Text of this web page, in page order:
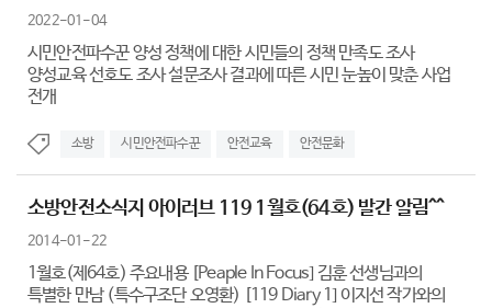
2022-01-04
시민안전파수꾼 양성 정책에 대한 시민들의 정책 만족도 조사
양성교육 선호도 조사 설문조사 결과에 따른 시민 눈높이 맞춘 사업
전개
소방 시민안전파수꾼 안전교육 안전문화
소방안전소식지 아이러브 119 1월호(64호) 발간 알림^^
2014-01-22
1월호(제64호) 주요내용 [Peaple In Focus] 김훈 선생님과의
특별한 만남 (특수구조단 오영환) [119 Diary 1] 이지선 작가와의